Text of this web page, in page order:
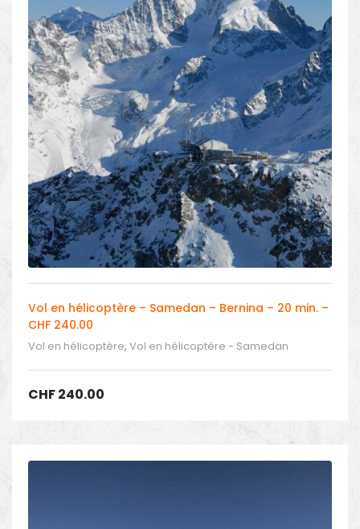
Vol en hélicoptère – Samedan – Bernina – 20 min. –
CHF 240.00
Vol en hélicoptère, Vol en hélicoptère - Samedan
CHF240.00